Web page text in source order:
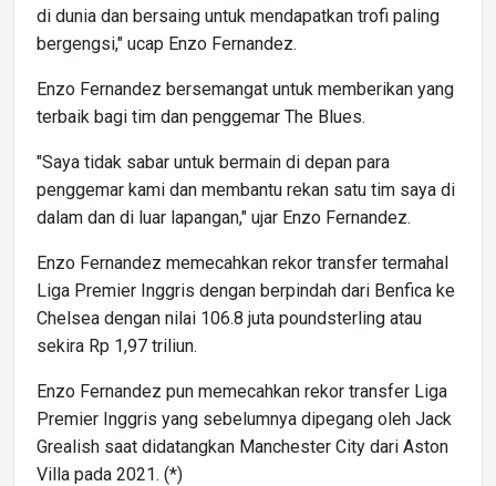
di dunia dan bersaing untuk mendapatkan trofi paling
bergengsi," ucap Enzo Fernandez.
Enzo Fernandez bersemangat untuk memberikan yang
terbaik bagi tim dan penggemar The Blues.
"Saya tidak sabar untuk bermain di depan para
penggemar kami dan membantu rekan satu tim saya di
dalam dan di luar lapangan," ujar Enzo Fernandez.
Enzo Fernandez memecahkan rekor transfer termahal
Liga Premier Inggris dengan berpindah dari Benfica ke
Chelsea dengan nilai 106.8 juta poundsterling atau
sekira Rp 1,97 triliun.
Enzo Fernandez pun memecahkan rekor transfer Liga
Premier Inggris yang sebelumnya dipegang oleh Jack
Grealish saat didatangkan Manchester City dari Aston
Villa pada 2021. (*)